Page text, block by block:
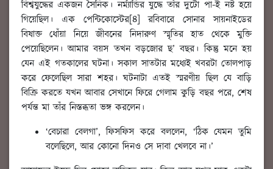
বিশ্বযুদ্ধের একজন সৈনিক। নর্ম্যান্ডির যুদ্ধে তাঁর দুটো পা-ই নষ্ট হয়ে
গিয়েছিল। এক পেন্টিকোস্টের[৪] রবিবারে সোনার সায়নাইডের
বিষাক্ত ধোঁয়া নিয়ে জীবনের নিদারুণ স্মৃতির হাত থেকে মুক্তি
পেয়েছিলেন। আমার বয়স তখন বড়জোর ছ’ বছর। কিন্তু মনে হয়
যেন এই গতকালের ঘটনা। সকাল সাতটার মধ্যেই খবরটা তোলপাড়
করে ফেলেছিল সারা শহর। ঘটনাটা এতই স্মরণীয় ছিল যে বাড়ি
বিক্রি করতে যখন আবার সেখানে ফিরে গেলাম কুড়ি বছর পরে, শেষ
পর্যন্ত মা তাঁর নিস্তব্ধতা ভঙ্গ করলেন।
‘বেচারা বেলগা’, ফিসফিস করে বললেন, ‘ঠিক যেমন তুমি
বলেছিলে, আর কোনো দিনও সে দাবা খেলবে না।’